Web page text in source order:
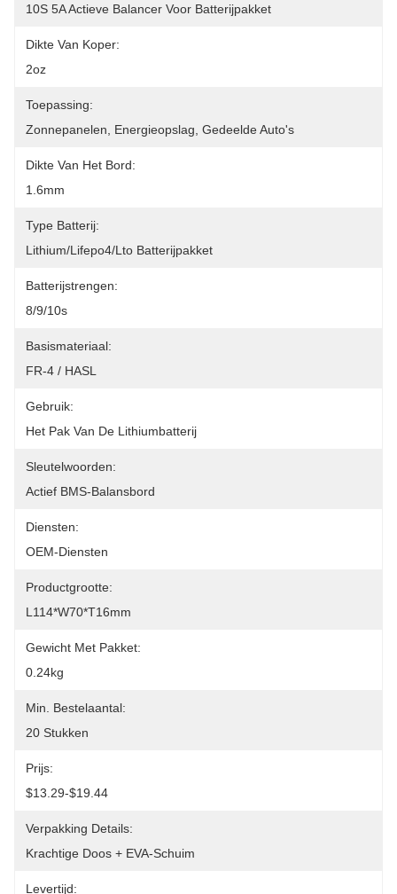
10S 5A Actieve Balancer Voor Batterijpakket
Dikte Van Koper:
2oz
Toepassing:
Zonnepanelen, Energieopslag, Gedeelde Auto's
Dikte Van Het Bord:
1.6mm
Type Batterij:
Lithium/Lifepo4/Lto Batterijpakket
Batterijstrengen:
8/9/10s
Basismateriaal:
FR-4 / HASL
Gebruik:
Het Pak Van De Lithiumbatterij
Sleutelwoorden:
Actief BMS-Balansbord
Diensten:
OEM-Diensten
Productgrootte:
L114*W70*T16mm
Gewicht Met Pakket:
0.24kg
Min. Bestelaantal:
20 Stukken
Prijs:
$13.29-$19.44
Verpakking Details:
Krachtige Doos + EVA-Schuim
Levertijd: